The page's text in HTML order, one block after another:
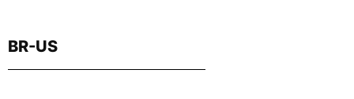
BR-US